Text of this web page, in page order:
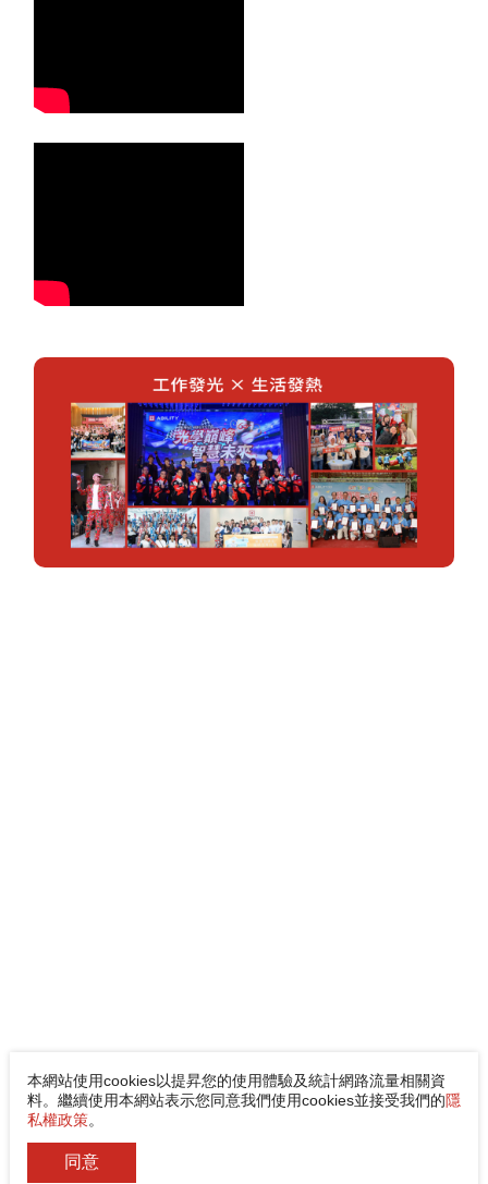
本網站使用cookies以提昇您的使用體驗及統計網路流量相關資
料。繼續使用本網站表示您同意我們使用cookies並接受我們的隱
私權政策。
同意